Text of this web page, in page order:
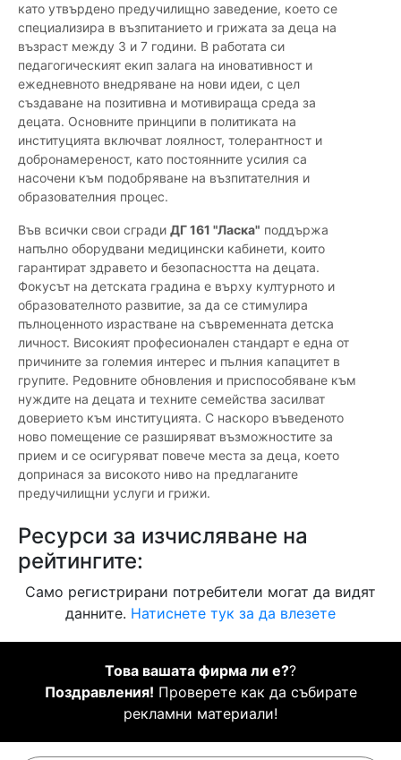
като утвърдено предучилищно заведение, което се
специализира в възпитанието и грижата за деца на
възраст между 3 и 7 години. В работата си
педагогическият екип залага на иновативност и
ежедневното внедряване на нови идеи, с цел
създаване на позитивна и мотивираща среда за
децата. Основните принципи в политиката на
институцията включват лоялност, толерантност и
добронамереност, като постоянните усилия са
насочени към подобряване на възпитателния и
образователния процес.
Във всички свои сгради ДГ 161 "Ласка" поддържа
напълно оборудвани медицински кабинети, които
гарантират здравето и безопасността на децата.
Фокусът на детската градина е върху културното и
образователното развитие, за да се стимулира
пълноценното израстване на съвременната детска
личност. Високият професионален стандарт е една от
причините за големия интерес и пълния капацитет в
групите. Редовните обновления и приспособяване към
нуждите на децата и техните семейства засилват
доверието към институцията. С наскоро въведеното
ново помещение се разширяват възможностите за
прием и се осигуряват повече места за деца, което
допринася за високото ниво на предлаганите
предучилищни услуги и грижи.
Ресурси за изчисляване на
рейтингите:
Само регистрирани потребители могат да видят
данните. Натиснете тук за да влезете
Това вашата фирма ли е??
Поздравления! Проверете как да събирате
рекламни материали!